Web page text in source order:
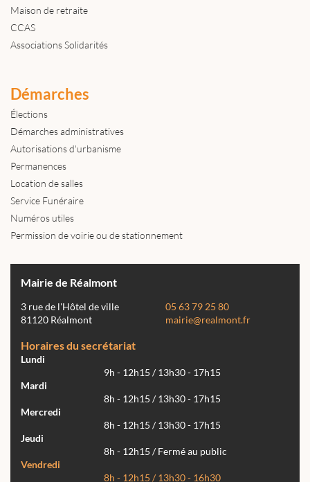
Maison de retraite
CCAS
Associations Solidarités
Démarches
Élections
Démarches administratives
Autorisations d'urbanisme
Permanences
Location de salles
Service Funéraire
Numéros utiles
Permission de voirie ou de stationnement
Mairie de Réalmont
3 rue de l'Hôtel de ville
81120 Réalmont
05 63 79 25 80
mairie@realmont.fr
Horaires du secrétariat
Lundi
9h - 12h15 / 13h30 - 17h15
Mardi
8h - 12h15 / 13h30 - 17h15
Mercredi
8h - 12h15 / 13h30 - 17h15
Jeudi
8h - 12h15 / Fermé au public
Vendredi
8h - 12h15 / 13h30 - 16h30